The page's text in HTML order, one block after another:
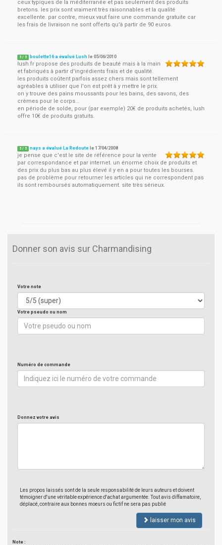
ceux typiques de la méditerranée et pas seulement des produits
bretons. les prix sont vraiment très raisonnables et la qualité
excellente. par contre, mieux vaut faire une commande gratuite car
les frais de livraison ne sont offerts qu'à partir de 90 euros.
5 / 5 boulette16 a évalué Lush le05/06/2010
lush.fr propose des produits de beauté mais à la main
et fabriqués à partir d'ingrédients frais et de qualité.
les produits coûtent parfois assez chers mais sont tellement
agréables à utiliser que l'on est prêt à y mettre le prix.
on y trouve des pains moussants pour les bains, des savons, des
crèmes pour le corps...
en période de solde, pour (par exemple) 20€ de produits achetés, lush
offre 10€ de produits gratuits.
5 / 5 nays a évalué La Redoute le17/04/2008
je pense que c'est le site de référence pour la vente
par correspondance et par internet. un énorme choix de produits et
des prix du plus bas au plus élevé il y en a pour toutes les bourses.
pas de problème pour retourner les articles qui ne correspondent pas
ils sont remboursés automatiquement. site très sérieux.
Donner son avis sur Charmandising
Votre note
Votre pseudo ou nom
Numéro de commande
Donnez votre avis
Les propos laissés sont de la seule responsabilité de leurs auteurs et doivent
témoigner d'une véritable expérience d'achat argumentée. Tout avis diffamatoire,
déplacé, contraire aux bonnes moeurs ou fictif ne sera pas publié
laisser mon avis
Note :